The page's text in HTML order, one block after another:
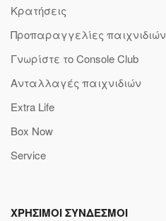
Κρατήσεις
Προπαραγγελίες παιχνιδιών
Γνωρίστε το Console Club
Ανταλλαγές παιχνιδιών
Extra Life
Box Now
Service
ΧΡΗΣΙΜΟΙ ΣΥΝΔΕΣΜΟΙ